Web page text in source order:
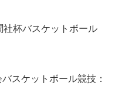
杯バスケットボール
スケットボール競技：